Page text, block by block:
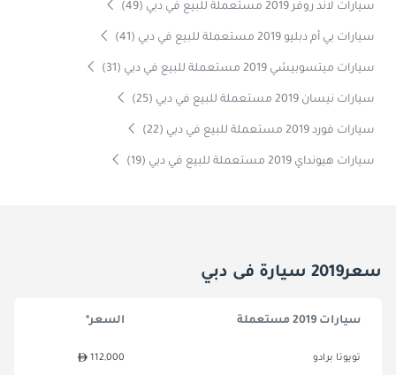
سيارات لاند روفر 2019 مستعملة للبيع في دبي (49)
سيارات بي أم دبليو 2019 مستعملة للبيع في دبي (41)
سيارات ميتسوبيشي 2019 مستعملة للبيع في دبي (31)
سيارات نيسان 2019 مستعملة للبيع في دبي (25)
سيارات فورد 2019 مستعملة للبيع في دبي (22)
سيارات هيونداي 2019 مستعملة للبيع في دبي (19)
سعر2019 سيارة فى دبي
سيارات 2019 مستعملة السعر*
تويوتا برادو 112,000